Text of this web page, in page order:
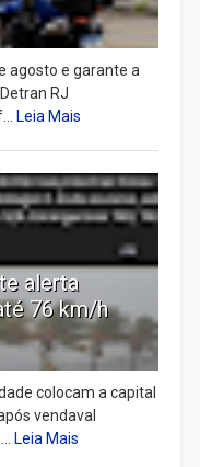
agosto e garante a
RJ
Leia Mais
alerta
76 km/h
colocam a capital
vendaval
Leia Mais